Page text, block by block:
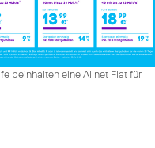
beinhalten eine Allnet Flat für